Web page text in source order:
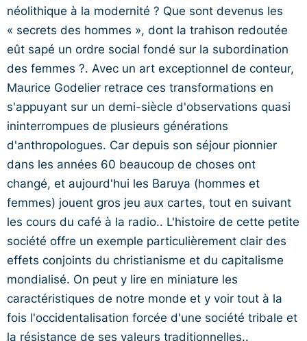
néolithique à la modernité ? Que sont devenus les
« secrets des hommes », dont la trahison redoutée
eût sapé un ordre social fondé sur la subordination
des femmes ?. Avec un art exceptionnel de conteur,
Maurice Godelier retrace ces transformations en
s'appuyant sur un demi-siècle d'observations quasi
ininterrompues de plusieurs générations
d'anthropologues. Car depuis son séjour pionnier
dans les années 60 beaucoup de choses ont
changé, et aujourd'hui les Baruya (hommes et
femmes) jouent gros jeu aux cartes, tout en suivant
les cours du café à la radio.. L'histoire de cette petite
société offre un exemple particulièrement clair des
effets conjoints du christianisme et du capitalisme
mondialisé. On peut y lire en miniature les
caractéristiques de notre monde et y voir tout à la
fois l'occidentalisation forcée d'une société tribale et
la résistance de ses valeurs traditionnelles..